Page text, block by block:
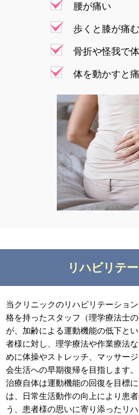
腰が痛い
歩くと膝が痛む
骨折や怪我で
体を動かすと
リハビリテ
当クリニックのリハビリテーショ
格を持ったスタッフ（理学療法士
が、加齢による運動機能の低下と
者様に対し、理学療法や作業療法
めに体操やストレッチ、マッサー
会生活への早期復帰を目指します。
治療自体は運動機能の回復を目標
は、日常生活動作の向上により患
う、患者様の思いに寄り添ったリ